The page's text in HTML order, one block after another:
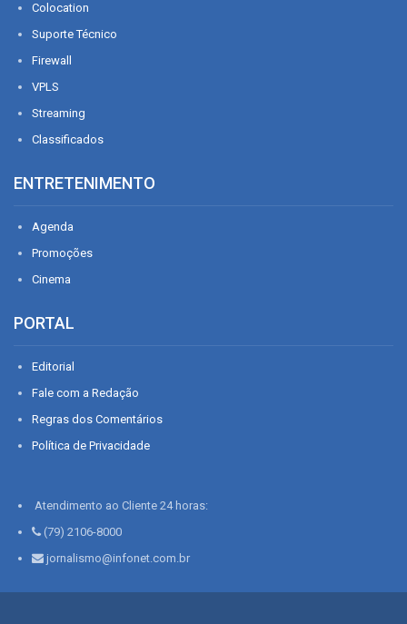
Colocation
Suporte Técnico
Firewall
VPLS
Streaming
Classificados
ENTRETENIMENTO
Agenda
Promoções
Cinema
PORTAL
Editorial
Fale com a Redação
Regras dos Comentários
Política de Privacidade
Atendimento ao Cliente 24 horas:
(79) 2106-8000
jornalismo@infonet.com.br